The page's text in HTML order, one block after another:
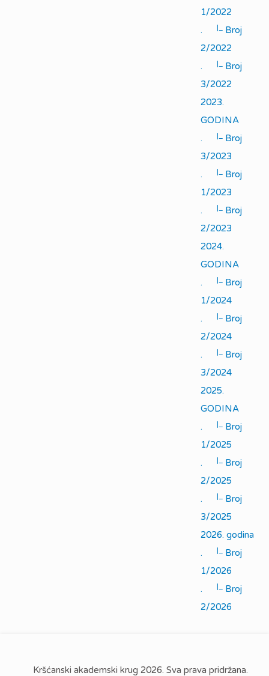
1/2022
.
|_ Broj
2/2022
.
|_ Broj
3/2022
2023.
GODINA
.
|_ Broj
3/2023
.
|_ Broj
1/2023
.
|_ Broj
2/2023
2024.
GODINA
.
|_ Broj
1/2024
.
|_ Broj
2/2024
.
|_ Broj
3/2024
2025.
GODINA
.
|_ Broj
1/2025
.
|_ Broj
2/2025
.
|_ Broj
3/2025
2026. godina
.
|_ Broj
1/2026
.
|_ Broj
2/2026
Kršćanski akademski krug 2026. Sva prava pridržana.